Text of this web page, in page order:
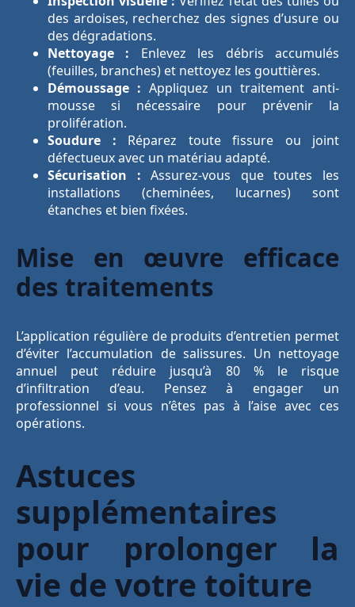
des ardoises, recherchez des signes d’usure ou
des dégradations.
Nettoyage : Enlevez les débris accumulés
(feuilles, branches) et nettoyez les gouttières.
Démoussage : Appliquez un traitement anti-
mousse si nécessaire pour prévenir la
prolifération.
Soudure : Réparez toute fissure ou joint
défectueux avec un matériau adapté.
Sécurisation : Assurez-vous que toutes les
installations (cheminées, lucarnes) sont
étanches et bien fixées.
Mise en œuvre efficace
des traitements
L’application régulière de produits d’entretien permet
d’éviter l’accumulation de salissures. Un nettoyage
annuel peut réduire jusqu’à 80 % le risque
d’infiltration d’eau. Pensez à engager un
professionnel si vous n’êtes pas à l’aise avec ces
opérations.
Astuces
supplémentaires
pour prolonger la
vie de votre toiture